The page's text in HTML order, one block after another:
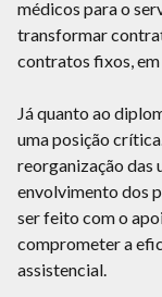
médicos para o
transformar
contratos fixos, em
Já quanto ao
uma posição
reorganização das
envolvimento dos
ser feito com o
comprometer a
assistencial.